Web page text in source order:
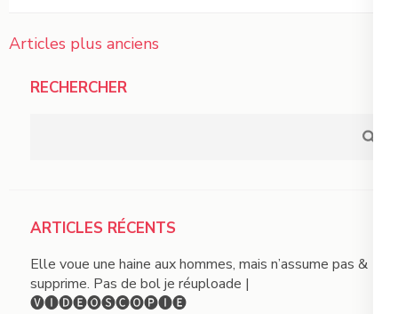
Navigation
articles
Articles plus anciens
RECHERCHER
ARTICLES RÉCENTS
Elle voue une haine aux hommes, mais n’assume pas &
supprime. Pas de bol je réuploade |
🅥🅘🅓🅔́🅞🅢🅒🅞🅟🅘🅔